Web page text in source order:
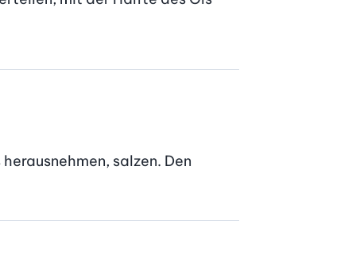
salzen. Den